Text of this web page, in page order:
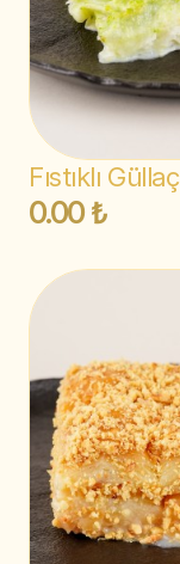
Fıstıklı Güllaç
0.00 ₺